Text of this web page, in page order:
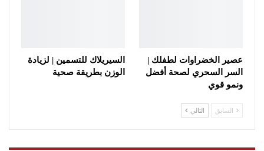
عصير الخضراوات لطفلك |
السر السحري لصحة أفضل
ونمو قوي
السيريلاك للتسمين | لزيادة
الوزن بطريقة صحية
السابق التالي